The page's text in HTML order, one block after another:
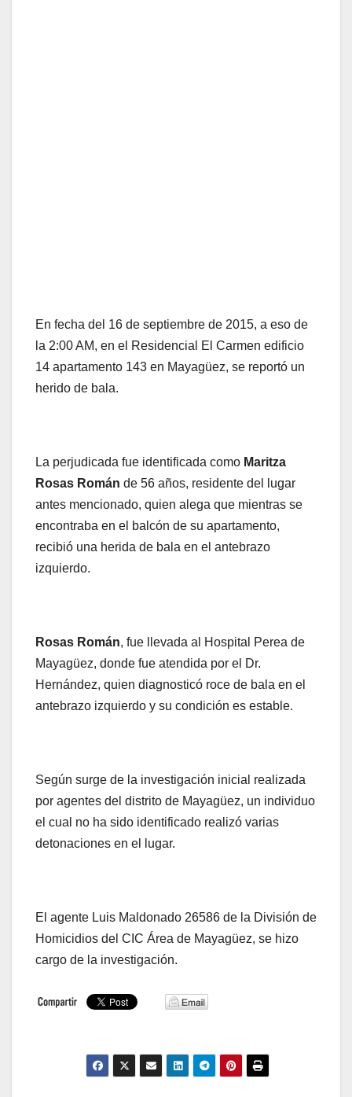
En fecha del 16 de septiembre de 2015, a eso de
la 2:00 AM, en el Residencial El Carmen edificio
14 apartamento 143 en Mayagüez, se reportó un
herido de bala.
La perjudicada fue identificada como Maritza
Rosas Román de 56 años, residente del lugar
antes mencionado, quien alega que mientras se
encontraba en el balcón de su apartamento,
recibió una herida de bala en el antebrazo
izquierdo.
Rosas Román, fue llevada al Hospital Perea de
Mayagüez, donde fue atendida por el Dr.
Hernández, quien diagnosticó roce de bala en el
antebrazo izquierdo y su condición es estable.
Según surge de la investigación inicial realizada
por agentes del distrito de Mayagüez, un individuo
el cual no ha sido identificado realizó varias
detonaciones en el lugar.
El agente Luis Maldonado 26586 de la División de
Homicidios del CIC Área de Mayagüez, se hizo
cargo de la investigación.